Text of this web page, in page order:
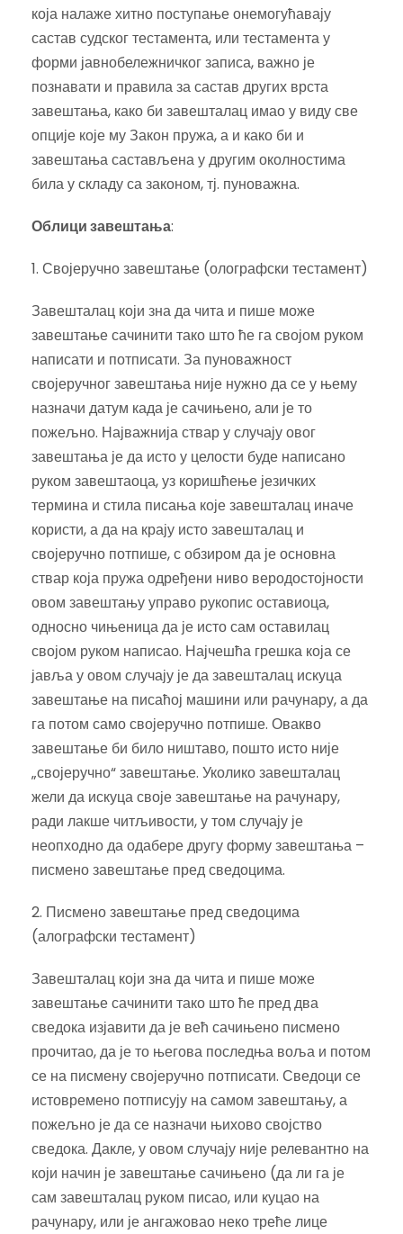
која налаже хитно поступање онемогућавају
састав судског тестамента, или тестамента у
форми јавнобележничког записа, важно је
познавати и правила за састав других врста
завештања, како би завешталац имао у виду све
опције које му Закон пружа, а и како би и
завештања састављена у другим околностима
била у складу са законом, тј. пуноважна.
Облици завештања:
1. Својеручно завештање (олографски тестамент)
Завешталац који зна да чита и пише може
завештање сачинити тако што ће га својом руком
написати и потписати. За пуноважност
својеручног завештања није нужно да се у њему
назначи датум када је сачињено, али је то
пожељно. Најважнија ствар у случају овог
завештања је да исто у целости буде написано
руком завештаоца, уз коришћење језичких
термина и стила писања које завешталац иначе
користи, а да на крају исто завешталац и
својеручно потпише, с обзиром да је основна
ствар која пружа одређени ниво веродостојности
овом завештању управо рукопис оставиоца,
односно чињеница да је исто сам оставилац
својом руком написао. Најчешћа грешка која се
јавља у овом случају је да завешталац искуца
завештање на писаћој машини или рачунару, а да
га потом само својеручно потпише. Овакво
завештање би било ништаво, пошто исто није
„својеручно“ завештање. Уколико завешталац
жели да искуца своје завештање на рачунару,
ради лакше читљивости, у том случају је
неопходно да одабере другу форму завештања –
писмено завештање пред сведоцима.
2. Писмено завештање пред сведоцима
(алографски тестамент)
Завешталац који зна да чита и пише може
завештање сачинити тако што ће пред два
сведока изјавити да је већ сачињено писмено
прочитао, да је то његова последња воља и потом
се на писмену својеручно потписати. Сведоци се
истовремено потписују на самом завештању, а
пожељно је да се назначи њихово својство
сведока. Дакле, у овом случају није релевантно на
који начин је завештање сачињено (да ли га је
сам завешталац руком писао, или куцао на
рачунару, или је ангажовао неко треће лице